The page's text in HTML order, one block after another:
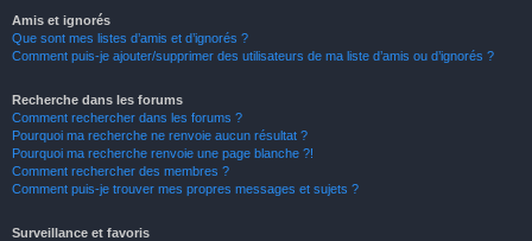
Amis et ignorés
Que sont mes listes d’amis et d’ignorés ?
Comment puis-je ajouter/supprimer des utilisateurs de ma liste d’amis ou d’ignorés ?
Recherche dans les forums
Comment rechercher dans les forums ?
Pourquoi ma recherche ne renvoie aucun résultat ?
Pourquoi ma recherche renvoie une page blanche ?!
Comment rechercher des membres ?
Comment puis-je trouver mes propres messages et sujets ?
Surveillance et favoris